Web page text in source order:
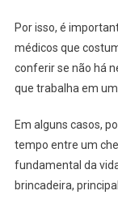
Por isso, é
médicos que
conferir se não há
que trabalha em
Em alguns casos,
tempo entre um
fundamental da
brincadeira,